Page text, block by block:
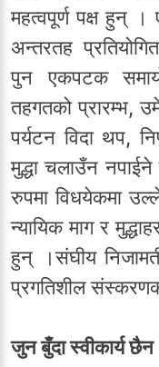
महत्वपूर्ण पक्ष हुन्
अन्तरतह
पुन एकपटक
तहगतको प्रारम्भ,
पर्यटन विदा थप,
मुद्धा चलाउँन
रुपमा विधयेकमा
न्यायिक माग र
हुन् ।संघीय
प्रगतिशील
जुन बुँदा स्वीकार्य छैन